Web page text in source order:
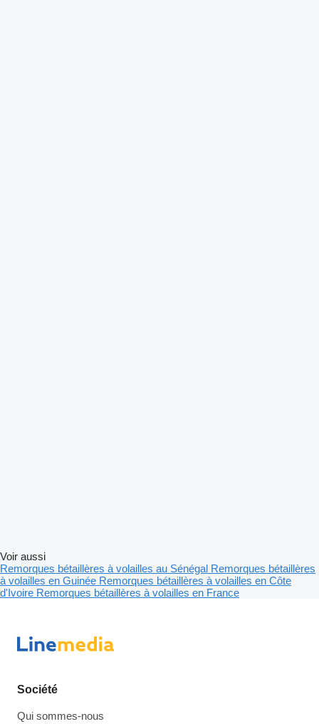
Voir aussi
Remorques bétaillères à volailles au Sénégal Remorques bétaillères
à volailles en Guinée Remorques bétaillères à volailles en Côte
d'Ivoire Remorques bétaillères à volailles en France
Société
Qui sommes-nous